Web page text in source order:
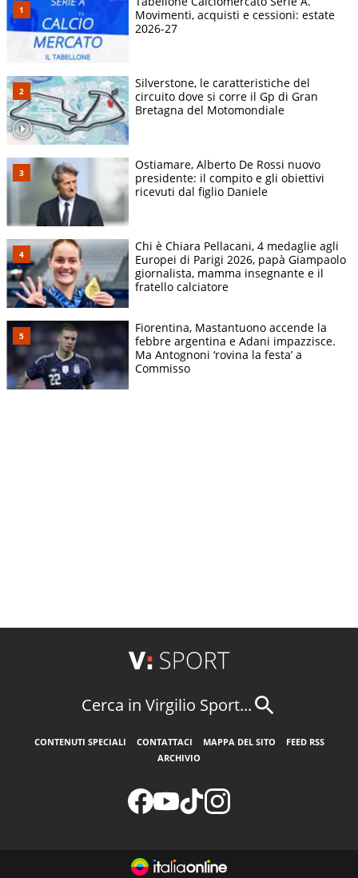
Movimenti, acquisti e cessioni: estate
2026-27
Silverstone, le caratteristiche del
circuito dove si corre il Gp di Gran
Bretagna del Motomondiale
Ostiamare, Alberto De Rossi nuovo
presidente: il compito e gli obiettivi
ricevuti dal figlio Daniele
Chi è Chiara Pellacani, 4 medaglie agli
Europei di Parigi 2026, papà Giampaolo
giornalista, mamma insegnante e il
fratello calciatore
Fiorentina, Mastantuono accende la
febbre argentina e Adani impazzisce.
Ma Antognoni ‘rovina la festa’ a
Commisso
Cerca in Virgilio Sport...
CONTENUTI SPECIALI CONTATTACI MAPPA DEL SITO
FEED RSS
ARCHIVIO